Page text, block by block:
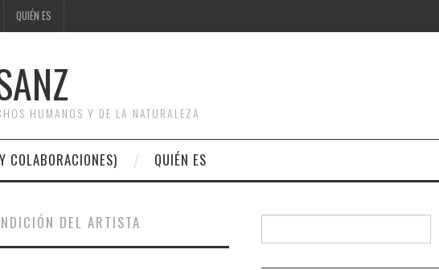
QUIÉN ES
HUMANOS Y DE LA NATURALEZA
COLABORACIONES) QUIÉN ES
DEL ARTISTA